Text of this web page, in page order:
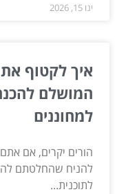
ינו 15, 2026
איך לקטוף
המושלם
למחוננים
הורים יקרים, אם
להניח שהחלטתם
לתוכנית...